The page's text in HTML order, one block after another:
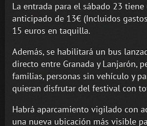
La entrada para el sábado 23
anticipado de 13€ (Incluidos
15 euros en taquilla.
Además, se habilitará un bus
directo entre Granada y Lanjarón,
familias, personas sin vehículo y
quieran disfrutar del festival con
Habrá aparcamiento vigilado con
una nueva ubicación más visible